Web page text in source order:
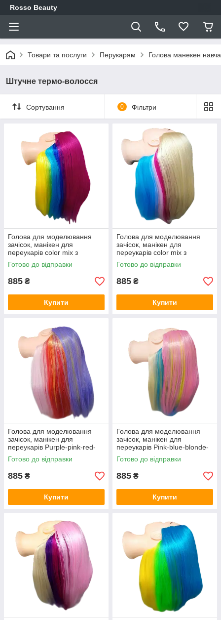
Rosso Beauty
Товари та послуги Перукарям Голова манекен
Штучне термо-волосся
Сортування 0 Фільтри
Голова для моделювання
зачісок, манікен для
переукарів color mix з
кольоровим термоволосом,
навчальна голова
Готово до відправки
885 ₴
Купити
Голова для моделювання
зачісок, манікен для
переукарів color mix з
кольоровим термоволосом,
навчальна голова
Готово до відправки
885 ₴
Купити
Голова для моделювання
зачісок, манікен для
переукарів Purple-pink-red-
yellow термоволосся,
навчальна голова
Готово до відправки
885 ₴
Купити
Голова для моделювання
зачісок, манікен для
переукарів Pink-blue-blonde-
yellow термоволосся,
навчальна голова
Готово до відправки
885 ₴
Купити